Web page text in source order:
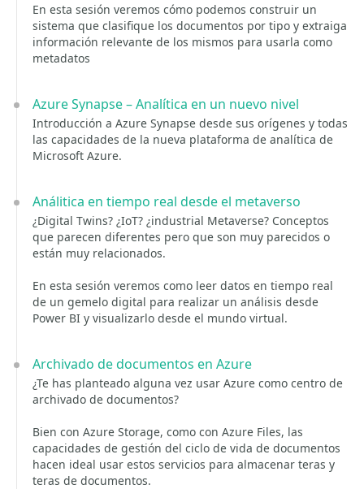
En esta sesión veremos cómo podemos construir un
sistema que clasifique los documentos por tipo y extraiga
información relevante de los mismos para usarla como
metadatos
Azure Synapse – Analítica en un nuevo nivel
Introducción a Azure Synapse desde sus orígenes y todas
las capacidades de la nueva plataforma de analítica de
Microsoft Azure.
Análitica en tiempo real desde el metaverso
¿Digital Twins? ¿IoT? ¿industrial Metaverse? Conceptos
que parecen diferentes pero que son muy parecidos o
están muy relacionados.
En esta sesión veremos como leer datos en tiempo real
de un gemelo digital para realizar un análisis desde
Power BI y visualizarlo desde el mundo virtual.
Archivado de documentos en Azure
¿Te has planteado alguna vez usar Azure como centro de
archivado de documentos?
Bien con Azure Storage, como con Azure Files, las
capacidades de gestión del ciclo de vida de documentos
hacen ideal usar estos servicios para almacenar teras y
teras de documentos.